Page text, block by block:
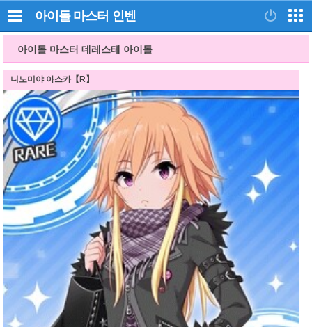
아이돌 마스터 인벤
아이돌 마스터 데레스테 아이돌
니노미야 아스카【R】